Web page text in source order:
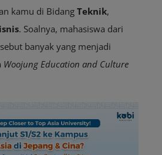
kamu di Bidang Teknik,
. Soalnya, mahasiswa dari
banyak yang menjadi
Woojung Education and Culture